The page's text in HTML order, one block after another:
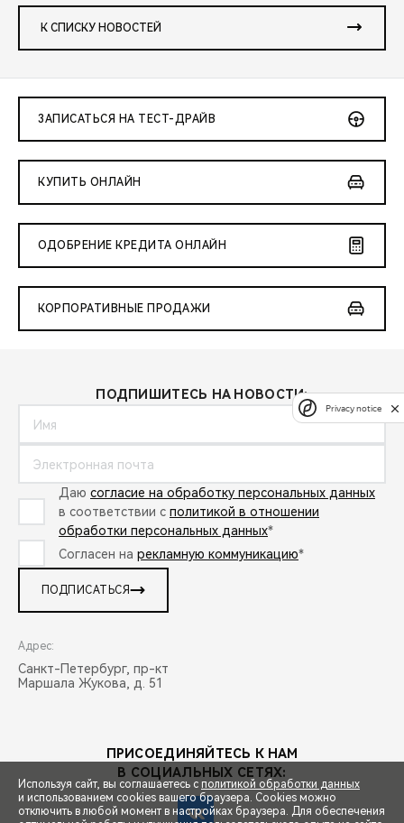
К СПИСКУ НОВОСТЕЙ
ЗАПИСАТЬСЯ НА ТЕСТ-ДРАЙВ
КУПИТЬ ОНЛАЙН
ОДОБРЕНИЕ КРЕДИТА ОНЛАЙН
КОРПОРАТИВНЫЕ ПРОДАЖИ
ПОДПИШИТЕСЬ НА НОВОСТИ:
Даю согласие на обработку персональных данных
в соответствии с политикой в отношении
обработки персональных данных*
Согласен на рекламную коммуникацию*
ПОДПИСАТЬСЯ
Адрес:
Санкт-Петербург, пр-кт
Маршала Жукова, д. 51
ПРИСОЕДИНЯЙТЕСЬ К НАМ
В СОЦИАЛЬНЫХ СЕТЯХ:
Используя сайт, вы соглашаетесь с политикой обработки данных
и использованием cookies вашего браузера. Cookies можно
отключить в любой момент в настройках браузера. Для обеспечения
Privacy notice